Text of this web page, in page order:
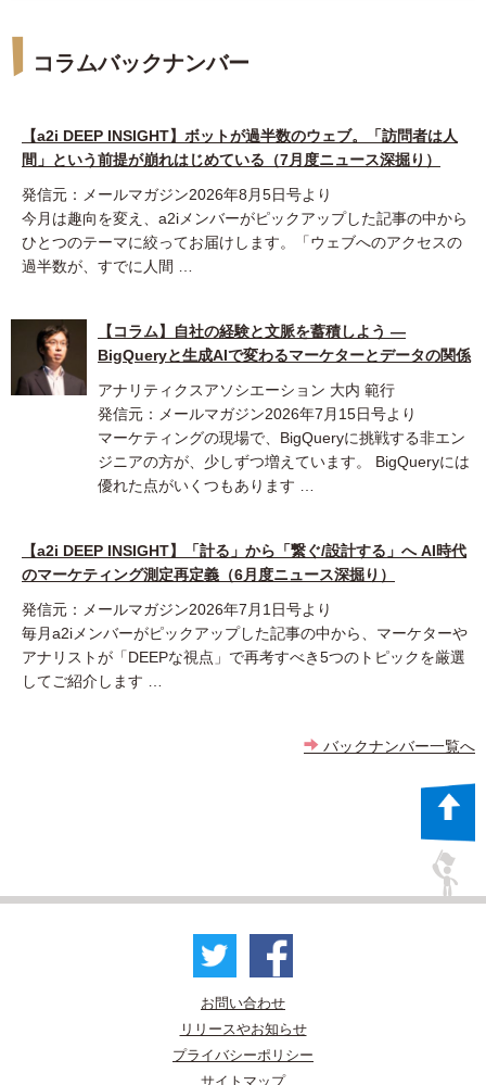
コラムバックナンバー
【a2i DEEP INSIGHT】ボットが過半数のウェブ。「訪問者は人
間」という前提が崩れはじめている（7月度ニュース深掘り）
発信元：メールマガジン2026年8月5日号より
今月は趣向を変え、a2iメンバーがピックアップした記事の中から
ひとつのテーマに絞ってお届けします。「ウェブへのアクセスの
過半数が、すでに人間 …
【コラム】自社の経験と文脈を蓄積しよう ―
BigQueryと生成AIで変わるマーケターとデータの関係
アナリティクスアソシエーション 大内 範行
発信元：メールマガジン2026年7月15日号より
マーケティングの現場で、BigQueryに挑戦する非エン
ジニアの方が、少しずつ増えています。 BigQueryには
優れた点がいくつもあります …
【a2i DEEP INSIGHT】「計る」から「繋ぐ/設計する」へ AI時代
のマーケティング測定再定義（6月度ニュース深掘り）
発信元：メールマガジン2026年7月1日号より
毎月a2iメンバーがピックアップした記事の中から、マーケターや
アナリストが「DEEPな視点」で再考すべき5つのトピックを厳選
してご紹介します …
バックナンバー一覧へ
お問い合わせ
リリースやお知らせ
プライバシーポリシー
サイトマップ